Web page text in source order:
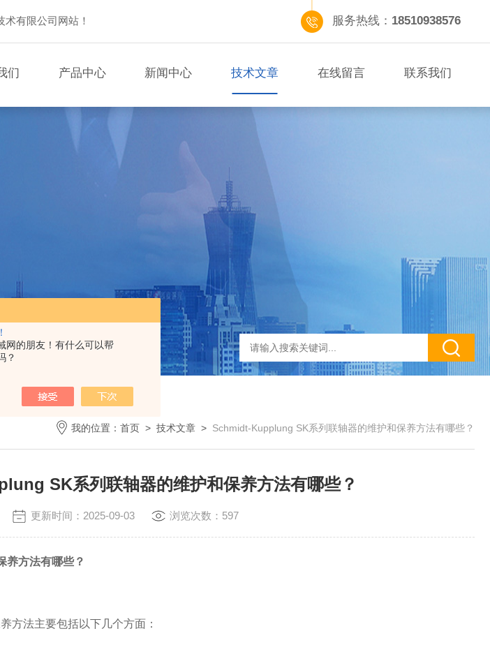
网的朋友！有什么可以帮
？
有限公司网站！ 服务热线： 18510938576
们 产品中心 新闻中心 技术文章 在线留言 联系我们
我的位置： 首页 > 技术文章 > Schmidt-Kupplung SK系列联轴器的维护和保养方法有哪些？
SK系列联轴器的维护和保养方法有哪些？
更新时间：2025-09-03 浏览次数：597
方法有哪些？
方法主要包括以下几个方面：